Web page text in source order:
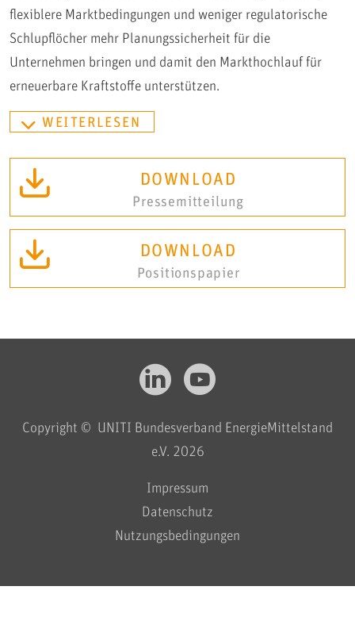
flexiblere Marktbedingungen und weniger regulatorische
Schlupflöcher mehr Planungssicherheit für die
Unternehmen bringen und damit den Markthochlauf für
erneuerbare Kraftstoffe unterstützen.
WEITERLESEN
DOWNLOAD
Pressemitteilung
DOWNLOAD
Positionspapier
Copyright © UNITI Bundesverband EnergieMittelstand
e.V. 2026
Impressum
Datenschutz
Nutzungsbedingungen